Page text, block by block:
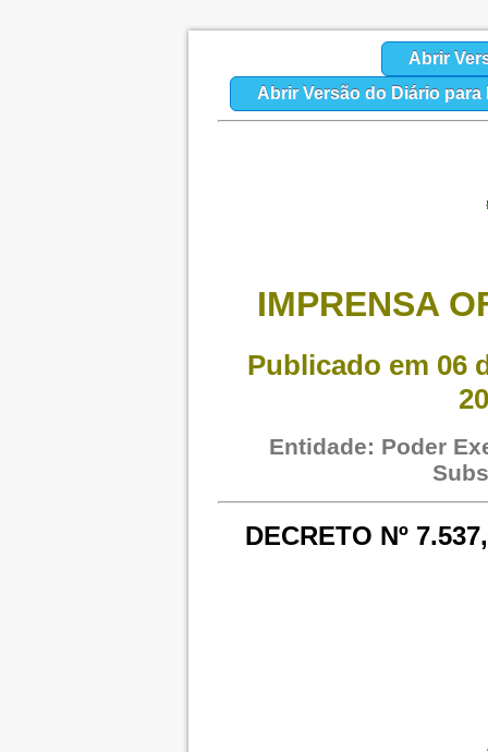
Abrir
Abrir Versão do Diário para
IMPRENSA
Publicado em 06
Entidade: Poder
DECRETO Nº